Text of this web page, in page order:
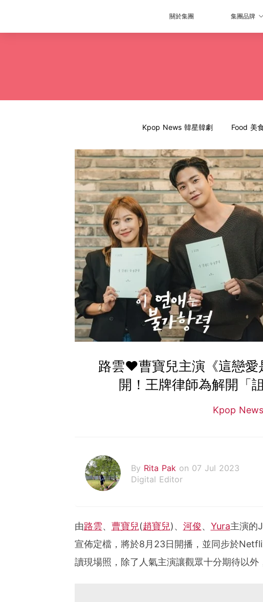
關於集團 集團品牌
Kpop News 韓星韓劇 Food 美
路雲❤曹寶兒主演《這戀愛
開！王牌律師為解開「
Kpop
By Rita Pak on 07 Jul 2023
Digital Editor
由路雲、 曹寶兒(趙寶兒)、 河俊、 Yura主演的
宣佈定檔，將於8月23日開播，並同步於
讀現場照，除了人氣主演讓觀眾十分期待以外